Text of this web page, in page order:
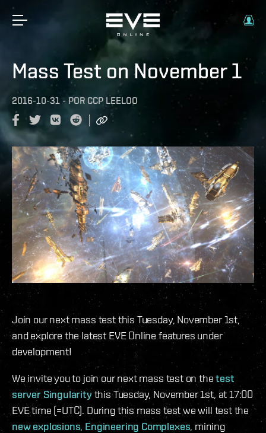
Mass Test on November 1
2016-10-31 - POR CCP LEELOO
Join our next mass test this Tuesday, November 1st,
and explore the latest EVE Online features under
development!
We invite you to join our next mass test on thetest
server Singularity this Tuesday, November 1st, at 17:00
EVE time (=UTC). During this mass test we will test the
new explosions Engineering Complexes , mining